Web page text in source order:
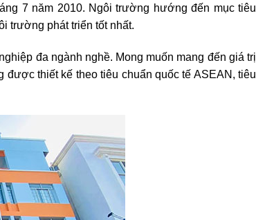
7 năm 2010. Ngôi trường hướng đến mục tiêu
trường phát triển tốt nhất.
đa ngành nghề. Mong muốn mang đến giá trị
thiết kế theo tiêu chuẩn quốc tế ASEAN, tiêu